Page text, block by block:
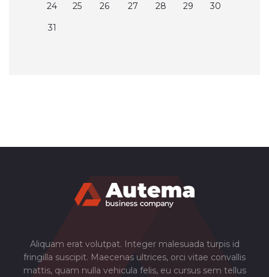
24
25 26 27 28 29
30
31
Aliquam erat volutpat. Integer malesuada turpis id
fringilla suscipit. Maecenas ultrices, orci vitae convallis
mattis, quam nulla vehicula felis, eu cursus sem tellus